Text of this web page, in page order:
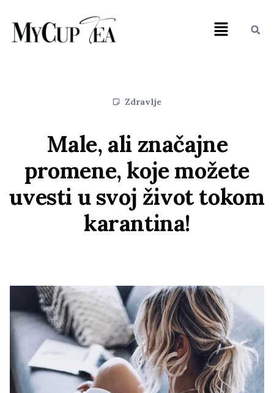
Zdravlje
Male, ali značajne
promene, koje možete
uvesti u svoj život tokom
karantina!